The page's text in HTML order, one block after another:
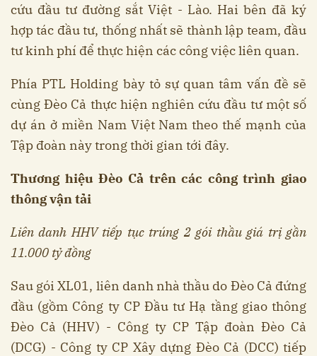
cứu đầu tư đường sắt Việt - Lào. Hai bên đã ký
hợp tác đầu tư, thống nhất sẽ thành lập team, đầu
tư kinh phí để thực hiện các công việc liên quan.
Phía PTL Holding bày tỏ sự quan tâm vấn đề sẽ
cùng Đèo Cả thực hiện nghiên cứu đầu tư một số
dự án ở miền Nam Việt Nam theo thế mạnh của
Tập đoàn này trong thời gian tới đây.
Thương hiệu Đèo Cả trên các công trình giao
thông vận tải
Liên danh HHV tiếp tục trúng 2 gói thầu giá trị gần
11.000 tỷ đồng
Sau gói XL01, liên danh nhà thầu do Đèo Cả đứng
đầu (gồm Công ty CP Đầu tư Hạ tầng giao thông
Đèo Cả (HHV) - Công ty CP Tập đoàn Đèo Cả
(DCG) - Công ty CP Xây dựng Đèo Cả (DCC) tiếp